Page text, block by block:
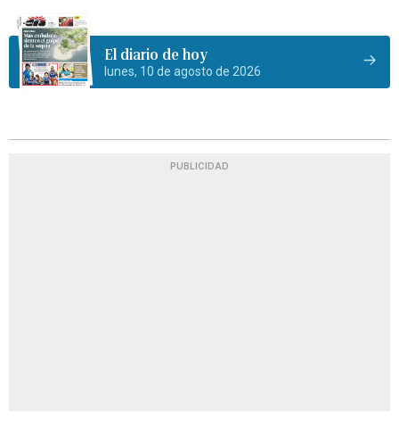
El diario de hoy
lunes, 10 de agosto de 2026
PUBLICIDAD